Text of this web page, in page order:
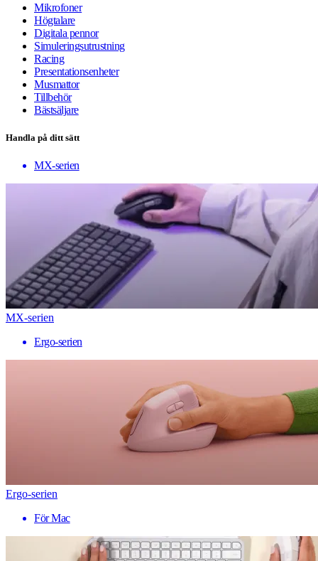
Mikrofoner
Högtalare
Digitala pennor
Simuleringsutrustning
Racing
Presentationsenheter
Musmattor
Tillbehör
Bästsäljare
Handla på ditt sätt
MX-serien
MX-serien
Ergo-serien
Ergo-serien
För Mac